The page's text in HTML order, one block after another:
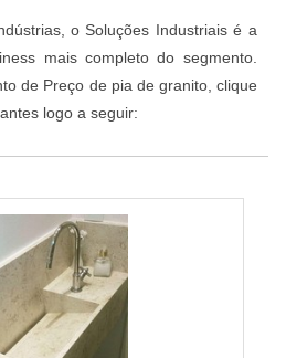
o Soluções Industriais é a
mais completo do segmento.
de Preço de pia de granito, clique
logo a seguir: